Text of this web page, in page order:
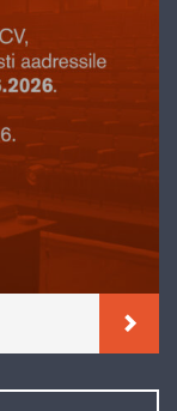
GRIMMIALA